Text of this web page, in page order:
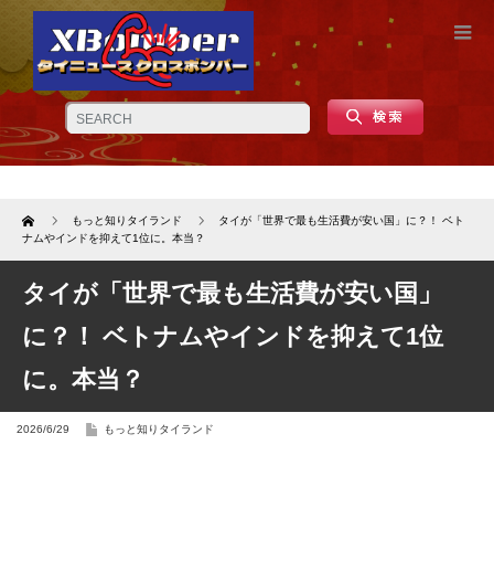
Home もっと知りタイランド
タイが「世界で最も生活費が安い国」に？！ ベト
ナムやインドを抑えて1位に。本当？
タイが「世界で最も生活費が安い国」
に？！ ベトナムやインドを抑えて1位
に。本当？
2026/6/29 もっと知りタイランド